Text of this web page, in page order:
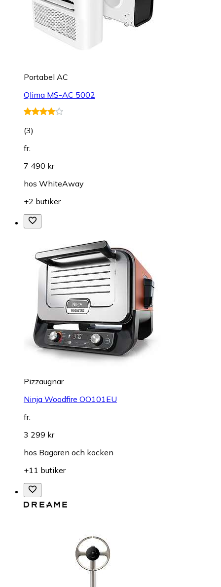
Portabel AC
Qlima MS-AC 5002
(3)
fr.
7 490 kr
hos WhiteAway
+2 butiker
Pizzaugnar
Ninja Woodfire OO101EU
fr.
3 299 kr
hos Bagaren och kocken
+11 butiker